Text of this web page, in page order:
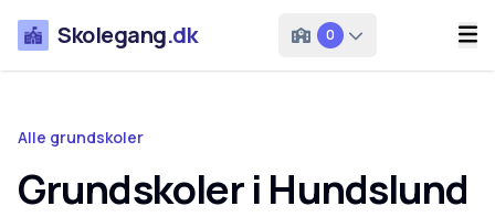
Skolegang.dk 0
Alle grundskoler
Grundskoler i Hundslund